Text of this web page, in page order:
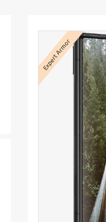
Expert Armor